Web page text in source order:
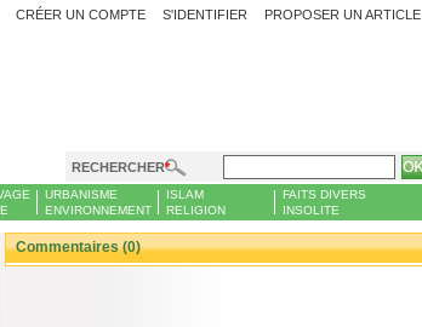
PROPOSER UN ARTICLE
CRÉER UN COMPTE S'IDENTIFIER
RECHERCHER
URBANISME
ENVIRONNEMENT
ISLAM
RELIGION
FAITS DIVERS
INSOLITE
Commentaires (0)